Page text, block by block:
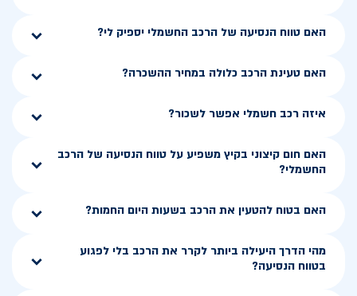
האם טווח הנסיעה של הרכב החשמלי יספיק לי?
האם טעינת הרכב כלולה במחיר ההשכרה?
איזה רכב חשמלי אפשר לשכור?
האם חום קיצוני בקיץ משפיע על טווח הנסיעה של הרכב
החשמלי?
האם בטוח להטעין את הרכב בשעות היום החמות?
מהי הדרך היעילה ביותר לקרר את הרכב בלי לפגוע
בטווח הנסיעה?